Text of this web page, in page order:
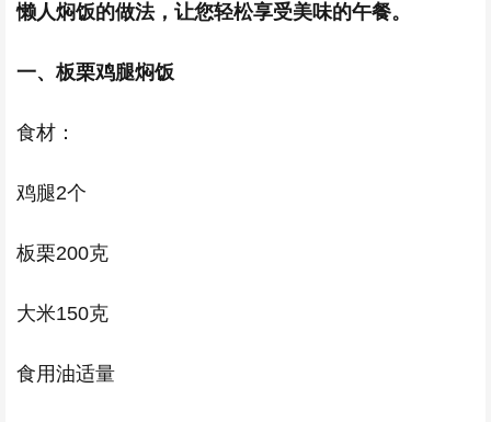
懒人焖饭的做法，让您轻松享受美味的午餐。
一、板栗鸡腿焖饭
食材：
鸡腿2个
板栗200克
大米150克
食用油适量